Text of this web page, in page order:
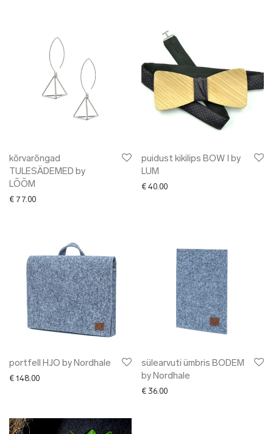
kõrvarõngad
TULESÄDEMED by
LÕÕM
€ 77.00
puidust kikilips BOW I by
LUM
€ 40.00
portfell HJO by Nordhale
€ 148.00
sülearvuti ümbris BODEM
by Nordhale
€ 36.00